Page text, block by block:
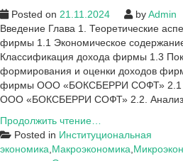
Posted on 21.11.2024 byAdmin
Введение Глава 1. Теоретические
фирмы 1.1 Экономическое
Классификация дохода фирмы 1.3
формирования и оценки доходов
фирмы ООО «БОКСБЕРРИ СОФТ» 2.1
ООО «БОКСБЕРРИ СОФТ» 2.2. Анализ
Продолжить чтение…
к
курсовой:
Posted in Институциональная
экономика Макроэкономика